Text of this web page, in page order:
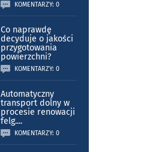
KOMENTARZY: 0
Co naprawdę
decyduje o jakości
przygotowania
powierzchni?
KOMENTARZY: 0
Automatyczny
transport dolny w
procesie renowacji
felg....
KOMENTARZY: 0